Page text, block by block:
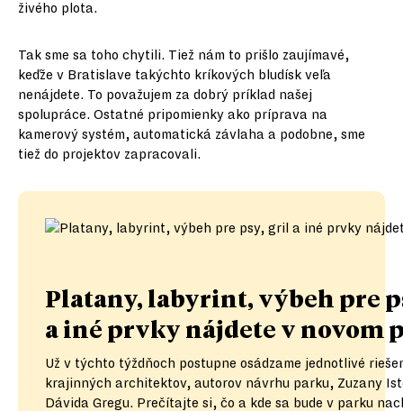
živého plota.
Tak sme sa toho chytili. Tiež nám to prišlo zaujímavé,
keďže v Bratislave takýchto kríkových bludísk veľa
nenájdete. To považujem za dobrý príklad našej
spolupráce. Ostatné pripomienky ako príprava na
kamerový systém, automatická závlaha a podobne, sme
tiež do projektov zapracovali.
Platany, labyrint, výbeh pre
a iné prvky nájdete v novom
Už v týchto týždňoch postupne osádzame jednotlivé
krajinných architektov, autorov návrhu parku, Zuzany
Dávida Gregu. Prečítajte si, čo a kde sa bude v parku